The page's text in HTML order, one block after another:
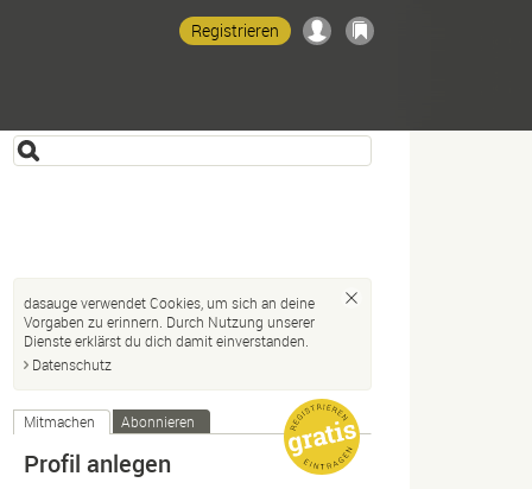
Registrieren
dasauge verwendet Cookies, um sich an deine
Vorgaben zu erinnern. Durch Nutzung unserer
Dienste erklärst du dich damit einverstanden.
Datenschutz
Mitmachen Abonnieren
Profil anlegen